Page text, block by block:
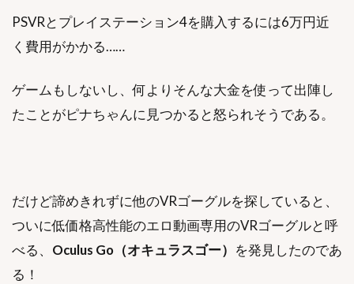
PSVRとプレイステーション4を購入するには6万円近
く費用がかかる……
ゲームもしないし、何よりそんな大金を使って出陣し
たことがピナちゃんに見つかると怒られそうである。
だけど諦めきれずに他のVRゴーグルを探していると、
ついに低価格高性能のエロ動画専用のVRゴーグルと呼
べる、 Oculus Go（オキュラスゴー） を発見したのであ
る！